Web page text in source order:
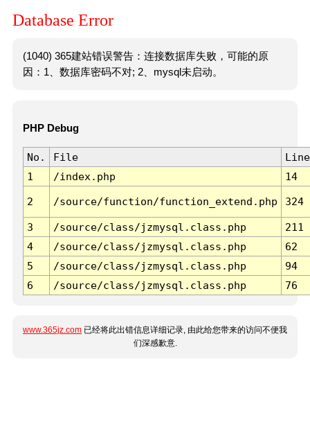
Database Error
(1040) 365建站错误警告：连接数据库失败，可能的原
因：1、数据库密码不对; 2、mysql未启动。
PHP Debug
No. File
Line
1
/index.php 14
2 /source/function/function_extend.php 324
3 /source/class/jzmysql.class.php
211
4
/source/class/jzmysql.class.php
62
5
/source/class/jzmysql.class.php
94
6
/source/class/jzmysql.class.php 76
www.365jz.com 已经将此出错信息详细记录, 由此给您带来的访问不便我
们深感歉意.